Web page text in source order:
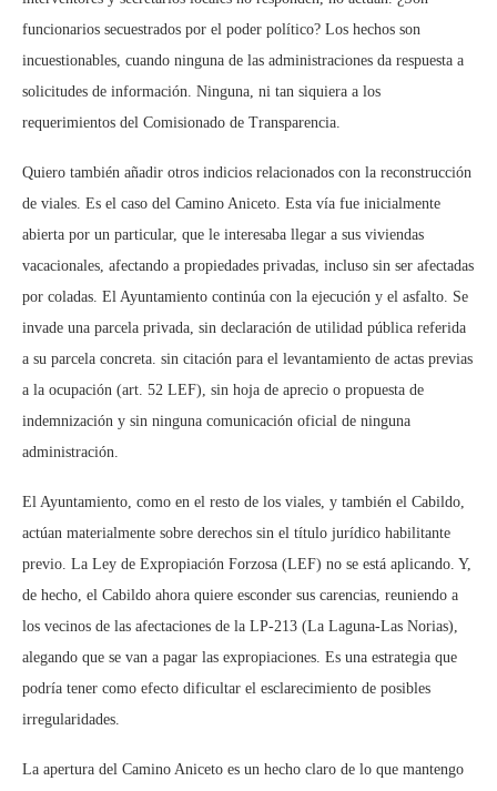
funcionarios secuestrados por el poder político? Los hechos son
incuestionables, cuando ninguna de las administraciones da respuesta a
solicitudes de información. Ninguna, ni tan siquiera a los
requerimientos del Comisionado de Transparencia.
Quiero también añadir otros indicios relacionados con la reconstrucción
de viales. Es el caso del Camino Aniceto. Esta vía fue inicialmente
abierta por un particular, que le interesaba llegar a sus viviendas
vacacionales, afectando a propiedades privadas, incluso sin ser afectadas
por coladas. El Ayuntamiento continúa con la ejecución y el asfalto. Se
invade una parcela privada, sin declaración de utilidad pública referida
a su parcela concreta. sin citación para el levantamiento de actas previas
a la ocupación (art. 52 LEF), sin hoja de aprecio o propuesta de
indemnización y sin ninguna comunicación oficial de ninguna
administración.
El Ayuntamiento, como en el resto de los viales, y también el Cabildo,
actúan materialmente sobre derechos sin el título jurídico habilitante
previo. La Ley de Expropiación Forzosa (LEF) no se está aplicando. Y,
de hecho, el Cabildo ahora quiere esconder sus carencias, reuniendo a
los vecinos de las afectaciones de la LP-213 (La Laguna-Las Norias),
alegando que se van a pagar las expropiaciones. Es una estrategia que
podría tener como efecto dificultar el esclarecimiento de posibles
irregularidades.
La apertura del Camino Aniceto es un hecho claro de lo que mantengo